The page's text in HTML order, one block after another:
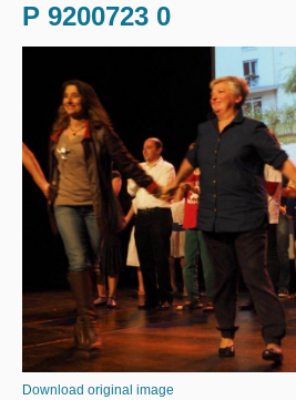
P 9200723 0
Download original image